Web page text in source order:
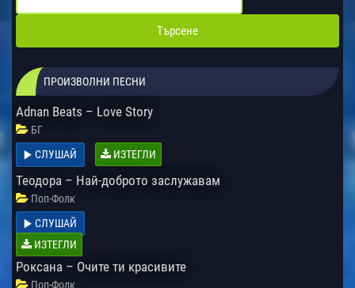
ПРОИЗВОЛНИ ПЕСНИ
Adnan Beats – Love Story
БГ
СЛУШАЙ
ИЗТЕГЛИ
Теодора – Най-доброто заслужавам
Поп-Фолк
СЛУШАЙ
ИЗТЕГЛИ
Роксана – Очите ти красивите
Поп-Фолк